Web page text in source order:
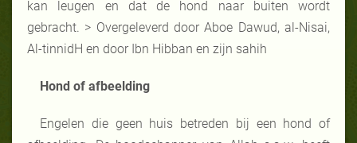
kan leugen en dat de hond naar buiten wordt
gebracht. > Overgeleverd door Aboe Dawud, al-Nisai,
Al-tinnidH en door Ibn Hibban en zijn sahih
Hond of afbeelding
Engelen die geen huis betreden bij een hond of